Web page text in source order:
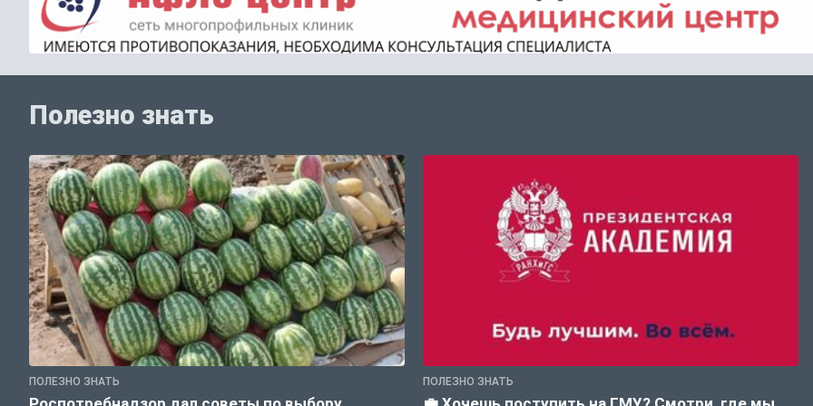
Полезно знать
ПОЛЕЗНО ЗНАТЬ ПОЛЕЗНО ЗНАТЬ